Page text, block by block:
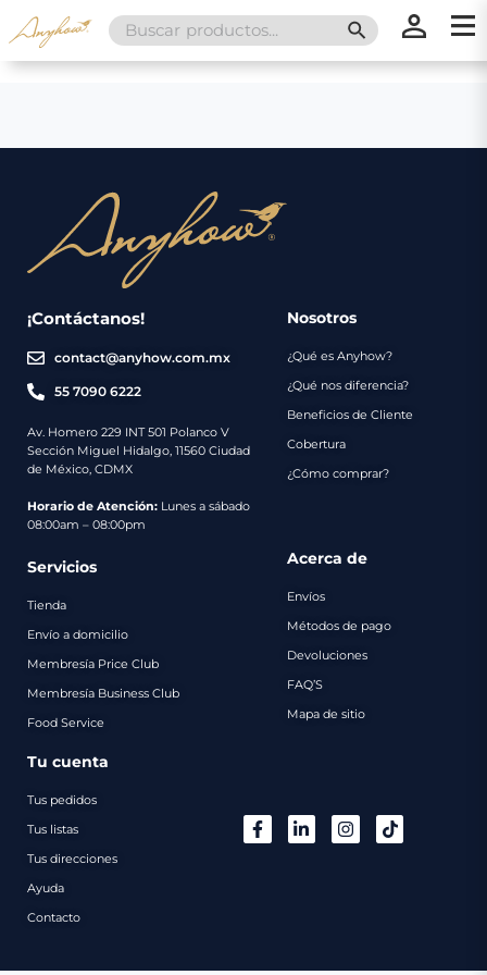
Search
for:
SEARCH
¡Contáctanos!
contact@anyhow.com.mx
55 7090 6222
Av. Homero 229 INT 501 Polanco V
Sección Miguel Hidalgo, 11560 Ciudad
de México, CDMX
Horario de Atención: Lunes a sábado
08:00am – 08:00pm
Nosotros
¿Qué es Anyhow?
¿Qué nos diferencia?
Beneficios de Cliente
Cobertura
¿Cómo comprar?
Servicios
Tienda
Envío a domicilio
Membresía Price Club
Membresía Business Club
Food Service
Acerca de
Envíos
Métodos de pago
Devoluciones
FAQ’S
Mapa de sitio
Tu cuenta
Tus pedidos
Tus listas
Tus direcciones
Ayuda
Contacto
Nosotros
Servicios
Envíos
Métodos
de
Catálogo
Regalos
Contacto